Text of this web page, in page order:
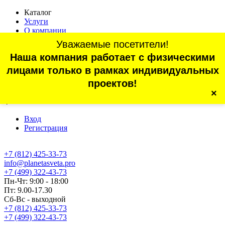
Каталог
Услуги
О компании
Статьи
Контакты
Отзывы
г. Санкт-Петербург, проспект Обуховской Обороны, 70, корп.
Вход
Регистрация
+7 (812) 425-33-73
Уважаемые посетители!
Наша компания работает с физическими
лицами только в рамках индивидуальных
проектов!
×
info@planetasveta.pro
+7 (499) 322-43-73
Пн-Чт: 9:00 - 18:00
Пт: 9.00-17.30
Сб-Вс - выходной
+7 (812) 425-33-73
+7 (499) 322-43-73